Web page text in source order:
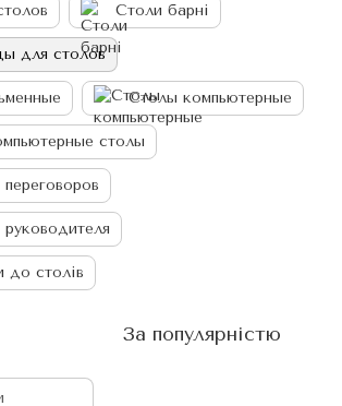
Столи барні
для столов
Столы компьютерные
столы
до столів
За популярністю